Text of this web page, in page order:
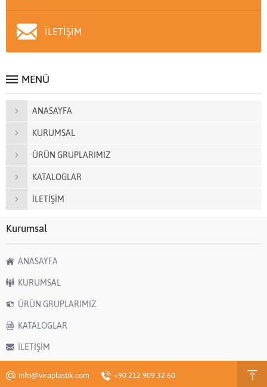
İLETİŞİM
MENÜ
ANASAYFA
KURUMSAL
ÜRÜN GRUPLARIMIZ
KATALOGLAR
İLETİŞİM
Kurumsal
ANASAYFA
KURUMSAL
ÜRÜN GRUPLARIMIZ
KATALOGLAR
İLETİŞİM
info@viraplastik.com +90 212 909 32 60